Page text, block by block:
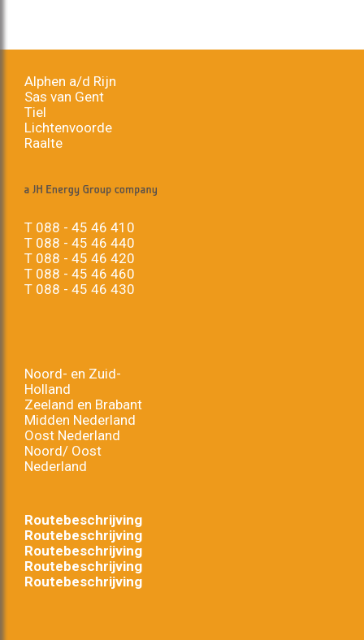
Alphen a/d Rijn
Sas van Gent
Tiel
Lichtenvoorde
Raalte
T 088 - 45 46 410
T 088 - 45 46 440
T 088 - 45 46 420
T 088 - 45 46 460
T 088 - 45 46 430
Noord- en Zuid-
Holland
Zeeland en Brabant
Midden Nederland
Oost Nederland
Noord/ Oost
Nederland
Routebeschrijving
Routebeschrijving
Routebeschrijving
Routebeschrijving
Routebeschrijving